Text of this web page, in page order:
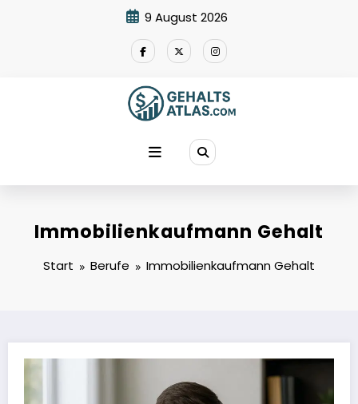
9 August 2026
Immobilienkaufmann Gehalt
Start Berufe Immobilienkaufmann Gehalt